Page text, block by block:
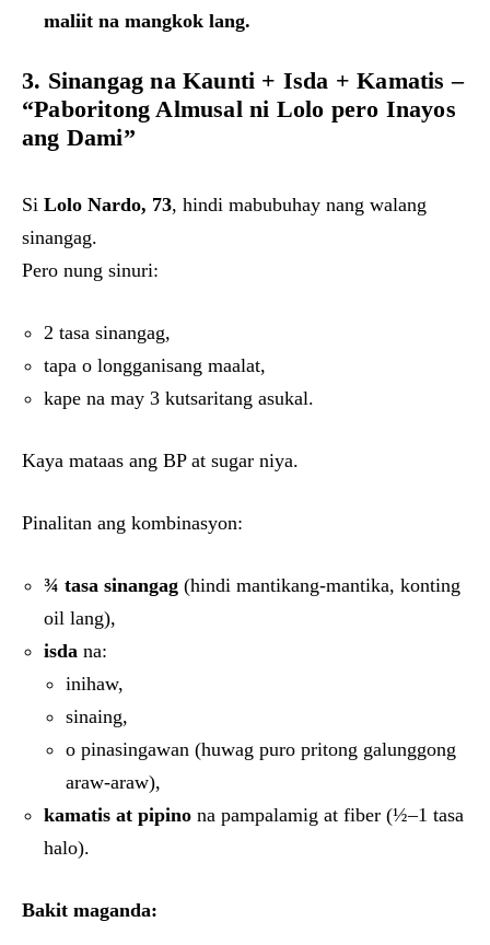
maliit na mangkok lang.
3. Sinangag na Kaunti + Isda + Kamatis –
“Paboritong Almusal ni Lolo pero Inayos
ang Dami”
Si Lolo Nardo, 73, hindi mabubuhay nang walang
sinangag.
Pero nung sinuri:
2 tasa sinangag,
tapa o longganisang maalat,
kape na may 3 kutsaritang asukal.
Kaya mataas ang BP at sugar niya.
Pinalitan ang kombinasyon:
¾ tasa sinangag (hindi mantikang-mantika, konting
oil lang),
isda na:
inihaw,
sinaing,
o pinasingawan (huwag puro pritong galunggong
araw-araw),
kamatis at pipino na pampalamig at fiber (½–1 tasa
halo).
Bakit maganda: